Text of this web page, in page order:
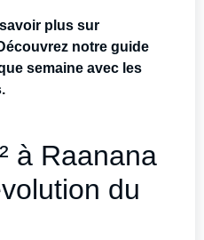
plus sur
notre guide
semaine avec les
à Raanana
du